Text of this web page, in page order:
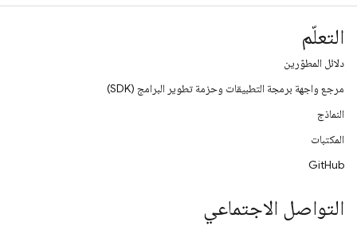
التعلّم
دلائل المطوّرين
مرجع واجهة برمجة التطبيقات وحزمة تطوير البرامج (SDK)
النماذج
المكتبات
GitHub
التواصل الاجتماعي